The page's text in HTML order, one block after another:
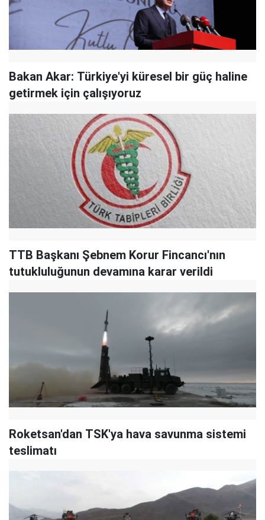
Bakan Akar: Türkiye'yi küresel bir güç haline
getirmek için çalışıyoruz
TTB Başkanı Şebnem Korur Fincancı'nın
tutukluluğunun devamına karar verildi
Roketsan'dan TSK'ya hava savunma sistemi
teslimatı